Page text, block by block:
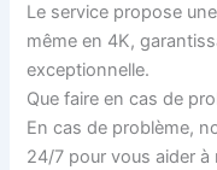
Le service propose
même en 4K,
exceptionnelle.
Que faire en cas de
En cas de problème,
24/7 pour vous aider